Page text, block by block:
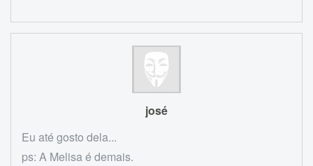
josé
Eu até gosto dela...
ps: A Melisa é demais.